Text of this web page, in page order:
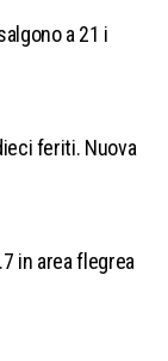
a 21 i
feriti. Nuova
in area flegrea